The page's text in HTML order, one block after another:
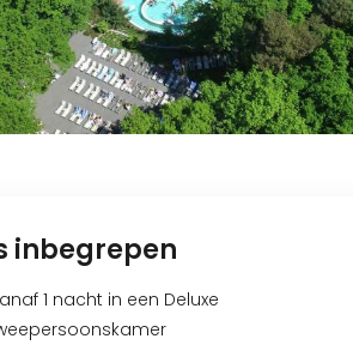
inbegrepen
1 nacht in een Deluxe